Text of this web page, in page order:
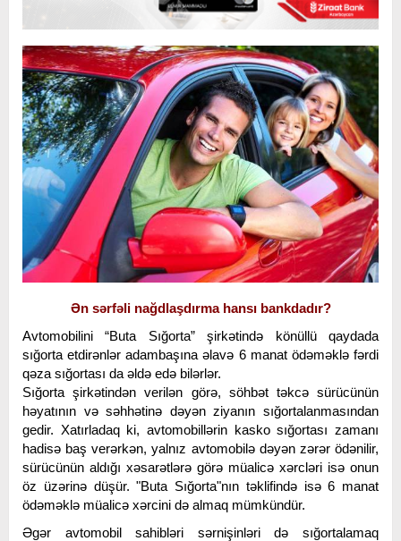
Ən sərfəli nağdlaşdırma hansı bankdadır?
Avtomobilini “Buta Sığorta” şirkətində könüllü qaydada
sığorta etdirənlər adambaşına əlavə 6 manat ödəməklə fərdi
qəza sığortası da əldə edə bilərlər.
Sığorta şirkətindən verilən görə, söhbət təkcə sürücünün
həyatının və səhhətinə dəyən ziyanın sığortalanmasından
gedir. Xatırladaq ki, avtomobillərin kasko sığortası zamanı
hadisə baş verərkən, yalnız avtomobilə dəyən zərər ödənilir,
sürücünün aldığı xəsarətlərə görə müalicə xərcləri isə onun
öz üzərinə düşür. "Buta Sığorta"nın təklifində isə 6 manat
ödəməklə müalicə xərcini də almaq mümkündür.
Əgər avtomobil sahibləri sərnişinləri də sığortalamaq